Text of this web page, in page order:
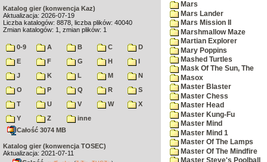
Katalog gier (konwencja Kaz)
Aktualizacja: 2026-07-19
Liczba katalogów: 8878, liczba plików: 40040
Zmian katalogów: 1, zmian plików: 1
0-9 A B C
D
E
F G H
I
J
K L M
N
O
P Q R
S
T
U V W
X
Y
Z
inne
Całość 3074 MB
Katalog gier (konwencja TOSEC)
Aktualizacja: 2021-07-11
Mars
Mars Lander
Mars Mission II
Marshmallow Maze
Martian Explorer
Mary Poppins
Mashed Turtles
Mask Of The Sun, The
Masox
Master Blaster
Master Chess
Master Head
Master Kung-Fu
Master Mind
Master Mind 1
Master Of The Lamps
Master Of The Mindfire
Master Steve's Poolball